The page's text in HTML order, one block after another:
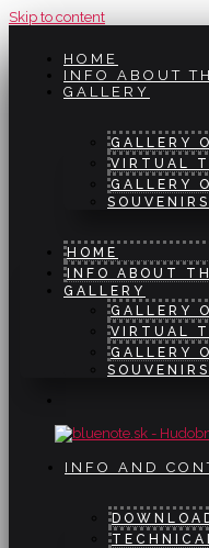
Skip to content
HOME
INFO ABOUT
GALLERY
GALLERY
VIRTUAL
GALLERY
HOME
INFO ABOUT
GALLERY
GALLERY
VIRTUAL
GALLERY
INFO AND